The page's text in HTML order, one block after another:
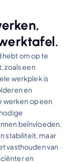
hebt om op te
zoals een
werkplek is
en
werken op een
beïnvloeden.
stabiliteit, maar
vasthouden van
en